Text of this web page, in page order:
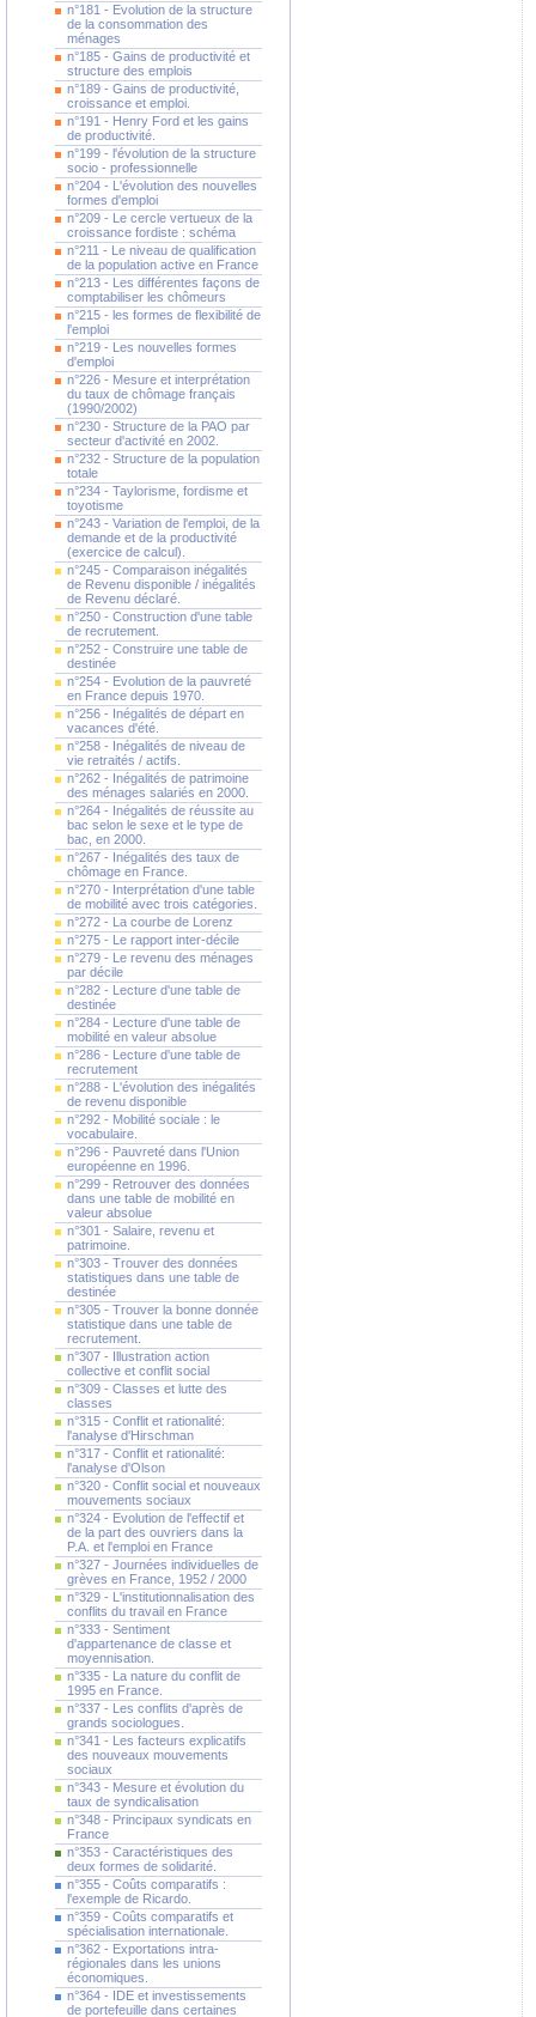
n°181 - Evolution de la structure
de la consommation des
ménages
n°185 - Gains de productivité et
structure des emplois
n°189 - Gains de productivité,
croissance et emploi.
n°191 - Henry Ford et les gains
de productivité.
n°199 - l'évolution de la structure
socio - professionnelle
n°204 - L'évolution des nouvelles
formes d'emploi
n°209 - Le cercle vertueux de la
croissance fordiste : schéma
n°211 - Le niveau de qualification
de la population active en France
n°213 - Les différentes façons de
comptabiliser les chômeurs
n°215 - les formes de flexibilité de
l'emploi
n°219 - Les nouvelles formes
d'emploi
n°226 - Mesure et interprétation
du taux de chômage français
(1990/2002)
n°230 - Structure de la PAO par
secteur d'activité en 2002.
n°232 - Structure de la population
totale
n°234 - Taylorisme, fordisme et
toyotisme
n°243 - Variation de l'emploi, de la
demande et de la productivité
(exercice de calcul).
n°245 - Comparaison inégalités
de Revenu disponible / inégalités
de Revenu déclaré.
n°250 - Construction d'une table
de recrutement.
n°252 - Construire une table de
destinée
n°254 - Evolution de la pauvreté
en France depuis 1970.
n°256 - Inégalités de départ en
vacances d'été.
n°258 - Inégalités de niveau de
vie retraités / actifs.
n°262 - Inégalités de patrimoine
des ménages salariés en 2000.
n°264 - Inégalités de réussite au
bac selon le sexe et le type de
bac, en 2000.
n°267 - Inégalités des taux de
chômage en France.
n°270 - Interprétation d'une table
de mobilité avec trois catégories.
n°272 - La courbe de Lorenz
n°275 - Le rapport inter-décile
n°279 - Le revenu des ménages
par décile
n°282 - Lecture d'une table de
destinée
n°284 - Lecture d'une table de
mobilité en valeur absolue
n°286 - Lecture d'une table de
recrutement
n°288 - L'évolution des inégalités
de revenu disponible
n°292 - Mobilité sociale : le
vocabulaire.
n°296 - Pauvreté dans l'Union
européenne en 1996.
n°299 - Retrouver des données
dans une table de mobilité en
valeur absolue
n°301 - Salaire, revenu et
patrimoine.
n°303 - Trouver des données
statistiques dans une table de
destinée
n°305 - Trouver la bonne donnée
statistique dans une table de
recrutement.
n°307 - Illustration action
collective et conflit social
n°309 - Classes et lutte des
classes
n°315 - Conflit et rationalité:
l'analyse d'Hirschman
n°317 - Conflit et rationalité:
l'analyse d'Olson
n°320 - Conflit social et nouveaux
mouvements sociaux
n°324 - Evolution de l'effectif et
de la part des ouvriers dans la
P.A. et l'emploi en France
n°327 - Journées individuelles de
grèves en France, 1952 / 2000
n°329 - L'institutionnalisation des
conflits du travail en France
n°333 - Sentiment
d'appartenance de classe et
moyennisation.
n°335 - La nature du conflit de
1995 en France.
n°337 - Les conflits d'après de
grands sociologues.
n°341 - Les facteurs explicatifs
des nouveaux mouvements
sociaux
n°343 - Mesure et évolution du
taux de syndicalisation
n°348 - Principaux syndicats en
France
n°353 - Caractéristiques des
deux formes de solidarité.
n°355 - Coûts comparatifs :
l'exemple de Ricardo.
n°359 - Coûts comparatifs et
spécialisation internationale.
n°362 - Exportations intra-
régionales dans les unions
économiques.
n°364 - IDE et investissements
de portefeuille dans certaines